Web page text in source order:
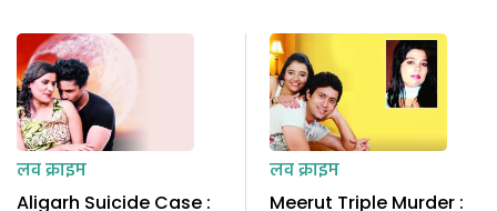
लव क्राइम
Aligarh Suicide Case :
लव क्राइम
Meerut Triple Murder :